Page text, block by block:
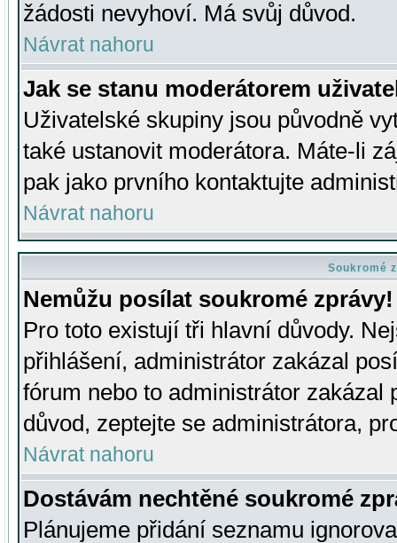
žádosti nevyhoví. Má svůj důvod.
Návrat nahoru
Jak se stanu moderátorem
Uživatelské skupiny jsou původně
také ustanovit moderátora. Máte-li
pak jako prvního kontaktujte
Návrat nahoru
Soukromé
Nemůžu posílat soukromé zprávy!
Pro toto existují tři hlavní důvody.
přihlášení, administrátor zakázal
fórum nebo to administrátor zakázal
důvod, zeptejte se administrátora,
Návrat nahoru
Dostávám nechtěné soukromé
Plánujeme přidání seznamu